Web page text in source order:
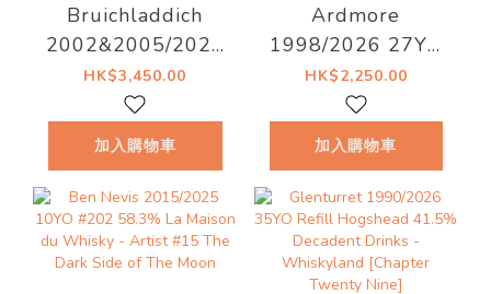
Bruichladdich
2002&2005/2026
20YO 53%
Decadent Drinks -
Old Islay
HK$3,450.00
加入購物車
Ardmore
1998/2026 27YO
52.8% Decadent
Drinks - Decadent
Drams
HK$2,250.00
加入購物車